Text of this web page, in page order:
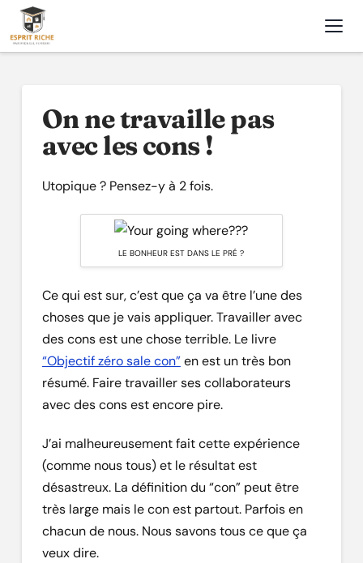
On ne travaille pas
avec les cons !
Utopique ? Pensez-y à 2 fois.
LE BONHEUR EST DANS LE PRÉ ?
Ce qui est sur, c’est que ça va être l’une des
choses que je vais appliquer. Travailler avec
des cons est une chose terrible. Le livre
“Objectif zéro sale con”en est un très bon
résumé. Faire travailler ses collaborateurs
avec des cons est encore pire.
J’ai malheureusement fait cette expérience
(comme nous tous) et le résultat est
désastreux. La définition du “con” peut être
très large mais le con est partout. Parfois en
chacun de nous. Nous savons tous ce que ça
veux dire.